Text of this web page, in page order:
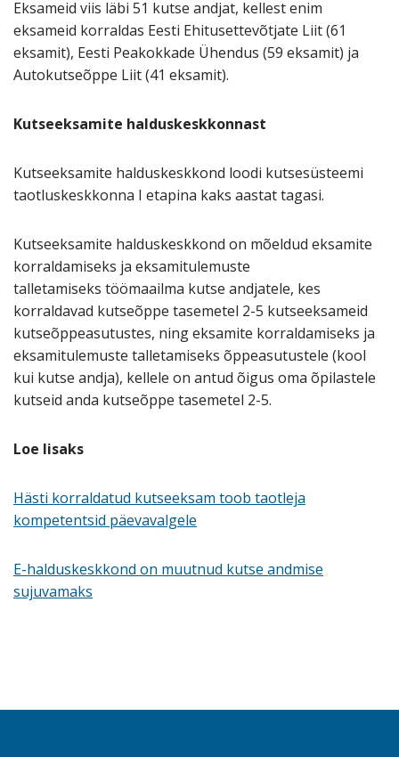
Eksameid viis läbi 51 kutse andjat, kellest enim
eksameid korraldas Eesti Ehitusettevõtjate Liit (61
eksamit), Eesti Peakokkade Ühendus (59 eksamit) ja
Autokutseõppe Liit (41 eksamit).
Kutseeksamite halduskeskkonnast
Kutseeksamite halduskeskkond loodi kutsesüsteemi
taotluskeskkonna I etapina kaks aastat tagasi.
Kutseeksamite halduskeskkond on mõeldud eksamite
korraldamiseks ja eksamitulemuste
talletamiseks töömaailma kutse andjatele, kes
korraldavad kutseõppe tasemetel 2-5 kutseeksameid
kutseõppeasutustes, ning eksamite korraldamiseks ja
eksamitulemuste talletamiseks õppeasutustele (kool
kui kutse andja), kellele on antud õigus oma õpilastele
kutseid anda kutseõppe tasemetel 2-5.
Loe lisaks
Hästi korraldatud kutseeksam toob taotleja
kompetentsid päevavalgele
E-halduskeskkond on muutnud kutse andmise
sujuvamaks